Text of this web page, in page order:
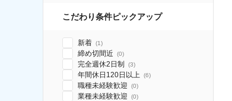
こだわり条件ピックアップ
新着 (1)
締め切間近 (0)
完全週休2日制 (3)
年間休日120日以上 (6)
職種未経験歓迎 (0)
業種未経験歓迎 (0)